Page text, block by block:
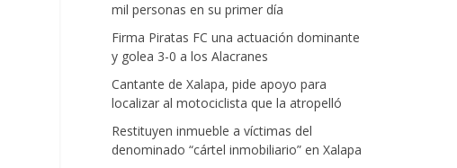
mil personas en su primer día
Firma Piratas FC una actuación dominante
y golea 3-0 a los Alacranes
Cantante de Xalapa, pide apoyo para
localizar al motociclista que la atropelló
Restituyen inmueble a víctimas del
denominado “cártel inmobiliario” en Xalapa